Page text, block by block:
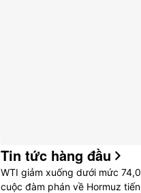
Tin tức hàng đầu
WTI giảm xuống dưới mức
cuộc đàm phán về Hormuz